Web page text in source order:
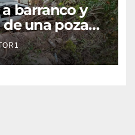
barranco y
una poza
sale